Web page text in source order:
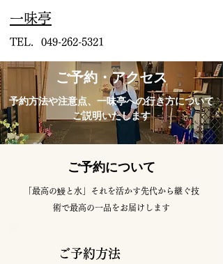
​一味亭
TEL. 049-262-5321
​ご予約・アクセス
予約方法や注意点、一味亭への行き方について
ご説明いたします
​ご予約について
「最高の鰻と水」それを活かす先代から継ぐ技
術で最高の一品をお届けします
ご予約方法